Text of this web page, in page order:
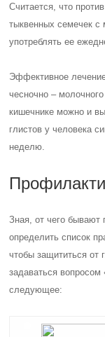
Считается, что
тыквенных семечек
употреблять ее
Эффективное
чесночно –
кишечнике можно и
глистов у человека
неделю.
Зная, от чего бывают
определить список
чтобы защититься от
задаваться
следующее: